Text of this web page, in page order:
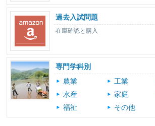
過去入試問題
在庫確認と購入
専門学科別
農業
工業
水産
家庭
福祉
その他